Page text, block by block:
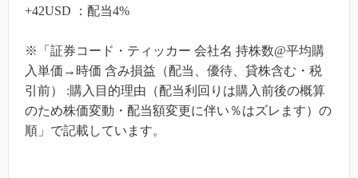
+42USD ：配当4%
※「証券コード・ティッカー 会社名 持株数@平均購
入単価→時価 含み損益（配当、優待、貸株含む・税
引前） :購入目的理由（配当利回りは購入前後の概算
のため株価変動・配当額変更に伴い％はズレます）の
順」で記載しています。